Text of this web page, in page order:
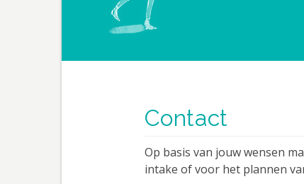
Contact
Op basis van jouw wensen
intake of voor het plannen